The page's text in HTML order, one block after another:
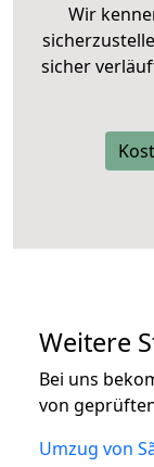
Wir
sicher
Weitere
Bei uns
von
Umzug von